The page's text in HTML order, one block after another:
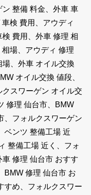
整備 料金、外車 車
検 費用、アウディ
費用、外車 修理 相
場、アウディ 修理
、外車 オイル交換
オイル交換 値段、
スワーゲン オイル交
修理 仙台市、BMW
、フォルクスワーゲン
ベンツ 整備工場 近
整備工場 近く、フォ
修理 仙台市 おすす
BMW 修理 仙台市 お
すめ、フォルクスワー